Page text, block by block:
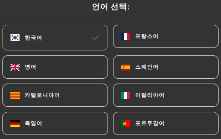
언어 선택:
한국어 프랑스어
영어 스페인어
카탈로니아어 이탈리아어
독일어 포르투갈어
언어 선택:
한국어 프랑스어
영어 스페인어
카탈로니아어 이탈리아어
독일어 포르투갈어